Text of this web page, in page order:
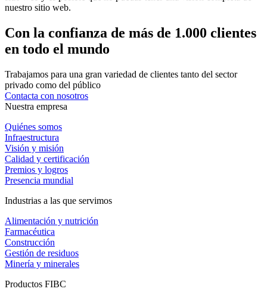
nuestro sitio web.
Con la confianza de más de 1.000 clientes
en todo el mundo
Trabajamos para una gran variedad de clientes tanto del sector
privado como del público
Contacta con nosotros
Nuestra empresa
Quiénes somos
Infraestructura
Visión y misión
Calidad y certificación
Premios y logros
Presencia mundial
Industrias a las que servimos
Alimentación y nutrición
Farmacéutica
Construcción
Gestión de residuos
Minería y minerales
Productos FIBC